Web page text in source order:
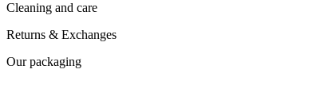
Cleaning and care
Returns & Exchanges
Our packaging